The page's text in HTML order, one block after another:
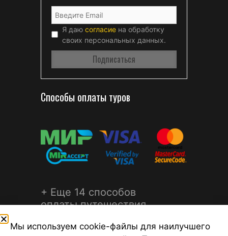
Я даю согласие на обработку
своих персональных данных.
Способы оплаты туров
+ Еще 14 способов
оплаты путешествия
Мы используем cookie-файлы для наилучшего